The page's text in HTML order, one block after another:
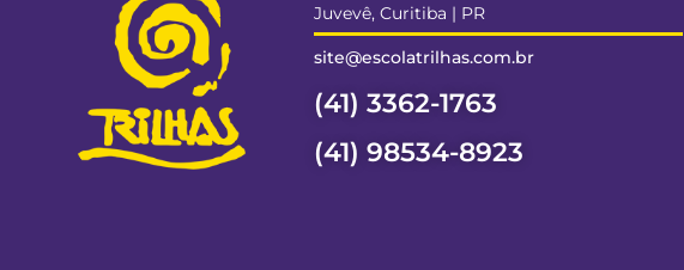
Juvevê, Curitiba | PR
site@escolatrilhas.com.br
(41) 3362-1763
(41) 98534-8923